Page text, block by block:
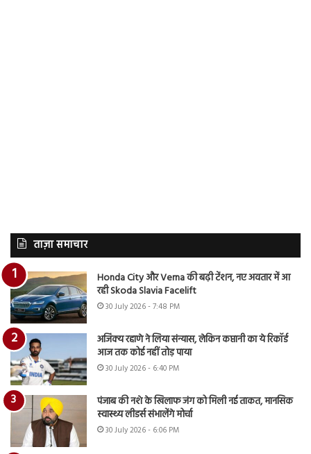
ताज़ा समाचार
Honda City और Verna की बढ़ी टेंशन, नए अवतार में आ
रही Skoda Slavia Facelift
30 July 2026 - 7:48 PM
अजिंक्य रहाणे ने लिया संन्यास, लेकिन कप्तानी का ये रिकॉर्ड
आज तक कोई नहीं तोड़ पाया
30 July 2026 - 6:40 PM
पंजाब की नशे के खिलाफ जंग को मिली नई ताकत, मानसिक
स्वास्थ्य लीडर्स संभालेंगे मोर्चा
30 July 2026 - 6:06 PM